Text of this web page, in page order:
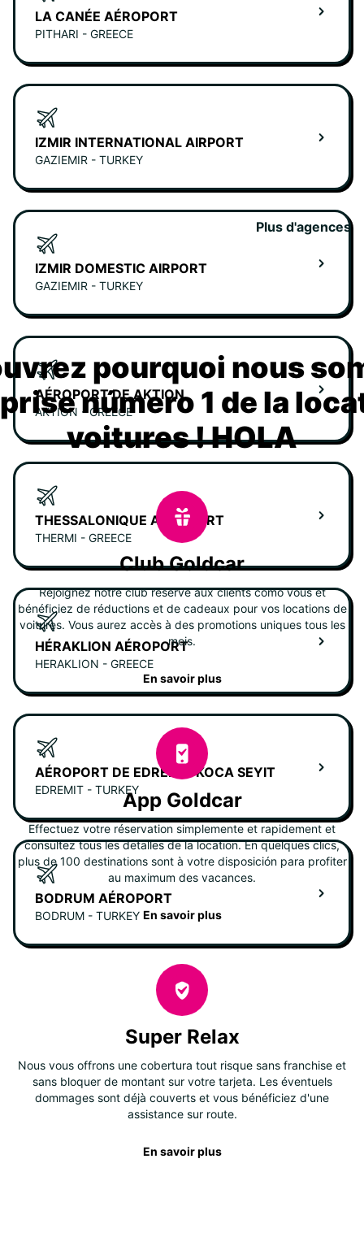
LA CANÉE AÉROPORT
PITHARI - GREECE
IZMIR INTERNATIONAL AIRPORT
GAZIEMIR - TURKEY
IZMIR DOMESTIC AIRPORT
GAZIEMIR - TURKEY
AÉROPORT DE AKTION
AKTION - GREECE
THESSALONIQUE AÉROPORT
THERMI - GREECE
HÉRAKLION AÉROPORT
HERAKLION - GREECE
AÉROPORT DE EDREMIT KOCA SEYIT
EDREMIT - TURKEY
BODRUM AÉROPORT
BODRUM - TURKEY
Plus d'agences
pourquoi nous
número 1 de la
voitures ! HOLA
Club Goldcar
Rejoignez notre club réservé aux clients como vous et
bénéficiez de réductions et de cadeaux pour vos locations de
voitures. Vous aurez accès à des promotions uniques tous les
mois.
En savoir plus
App Goldcar
Effectuez votre réservation simplemente et rapidement et
consultez tous les detalles de la location. En quelques clics,
plus de 100 destinations sont à votre disposición para profiter
au maximum des vacances.
En savoir plus
Super Relax
Nous vous offrons une cobertura tout risque sans franchise et
sans bloquer de montant sur votre tarjeta. Les éventuels
dommages sont déjà couverts et vous bénéficiez d'une
assistance sur route.
En savoir plus